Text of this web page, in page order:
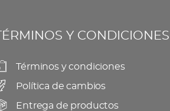
TÉRMINOS Y CONDICIONES
Términos y condiciones
Política de cambios
Entrega de productos